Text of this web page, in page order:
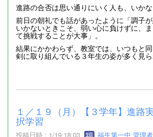
進路の合否は思い通りにいく人も、いかな
前日の朝礼でも話があったように「調子
いかないときこそ、弱い心に負けずに、
て挑戦することが大事」。
結果にかかわらず、教室では、いつもと
剣に取り組んでいる３年生の姿が多く見
１／１９（月）【３学年】進路
択学習
投稿日時 : 1/19 18:03 福生第一中 管理者